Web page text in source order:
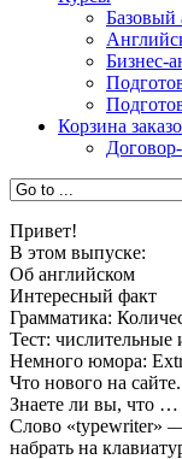
Базовый
Бизнес-
Корзина
Привет!
В этом выпуске:
Об английском
Интересный факт
Грамматика:
Тест: числительные
Немного юмора:
Что нового на сайте.
Знаете ли вы, что …
Слово «typewriter»
набрать на